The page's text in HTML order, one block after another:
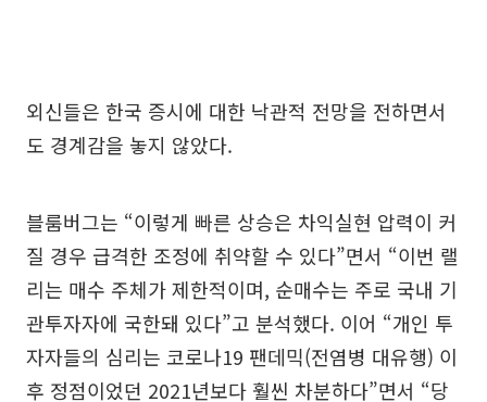
외신들은 한국 증시에 대한 낙관적 전망을 전하면서
도 경계감을 놓지 않았다.
블룸버그는 “이렇게 빠른 상승은 차익실현 압력이 커
질 경우 급격한 조정에 취약할 수 있다”면서 “이번 랠
리는 매수 주체가 제한적이며, 순매수는 주로 국내 기
관투자자에 국한돼 있다”고 분석했다. 이어 “개인 투
자자들의 심리는 코로나19 팬데믹(전염병 대유행) 이
후 정점이었던 2021년보다 훨씬 차분하다”면서 “당